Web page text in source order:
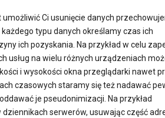
Ci usunięcie danych
typu danych określamy czas ich
ich pozyskania. Na przykład w celu
usług na wielu różnych urządzeniach
i wysokości okna przeglądarki nawet
czasowych staramy się też nadawać
je pseudonimizacji. Na przykład
dziennikach serwerów, usuwając część